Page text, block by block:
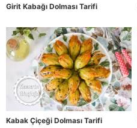
Girit Kabağı Dolması Tarifi
Kabak Çiçeği Dolması Tarifi